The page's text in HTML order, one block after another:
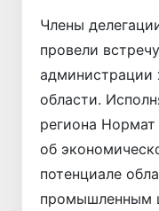
Члены
провели
администрации
области.
региона Нормат
об
потенциале
промышленным